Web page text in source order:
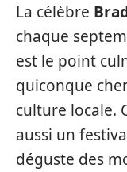
La célèbre
chaque
est le point
quiconque
culture locale.
aussi un
déguste des